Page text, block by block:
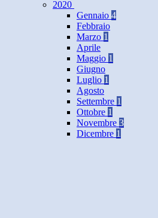
2020
Gennaio 4
Febbraio
Marzo 1
Aprile
Maggio 1
Giugno
Luglio 1
Agosto
Settembre 1
Ottobre 1
Novembre 3
Dicembre 1